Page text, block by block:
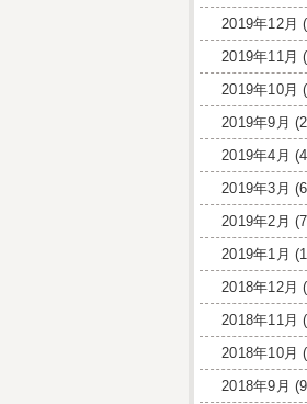
2019年12月
2019年11月
2019年10月
2019年9月
2019年4月
2019年3月
2019年2月
2019年1月
2018年12月
2018年11月
2018年10月
2018年9月